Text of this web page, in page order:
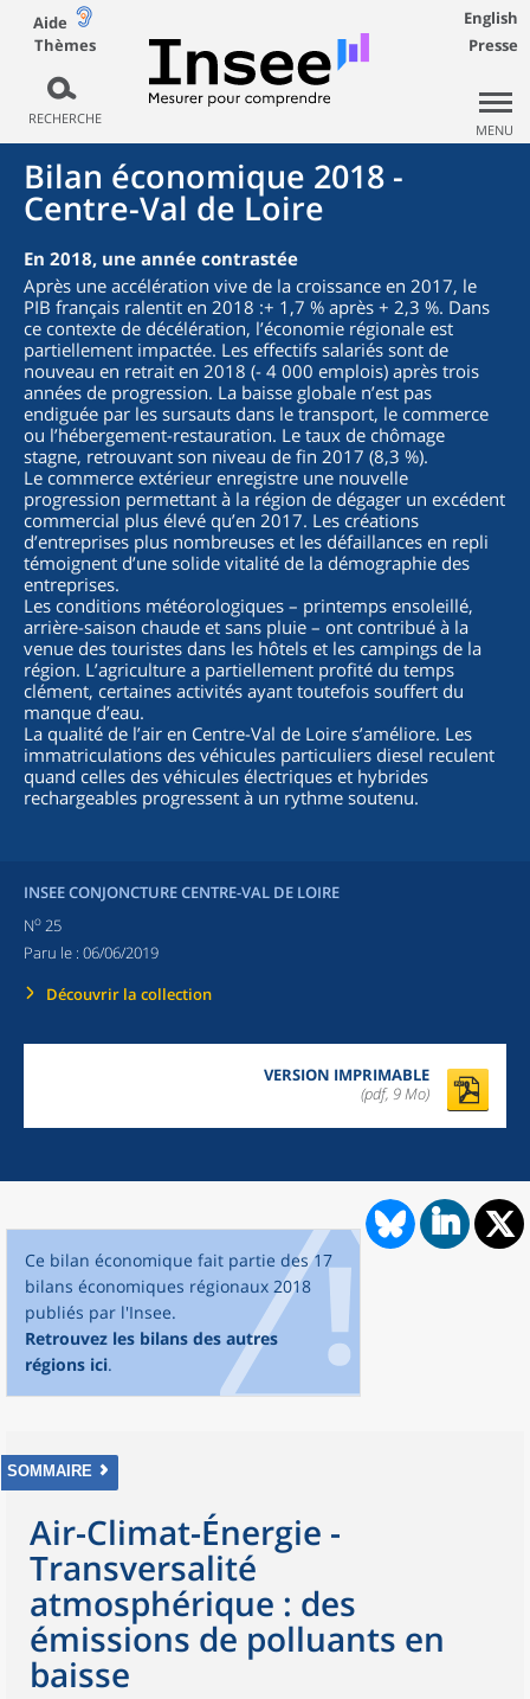
Aide
Thèmes
RECHERCHE
English
Presse
MENU
Bilan économique 2018 -
Centre-Val de Loire
En 2018, une année contrastée
Après une accélération vive de la croissance en 2017, le
PIB français ralentit en 2018 :+ 1,7 % après + 2,3 %. Dans
ce contexte de décélération, l’économie régionale est
partiellement impactée. Les effectifs salariés sont de
nouveau en retrait en 2018 (- 4 000 emplois) après trois
années de progression. La baisse globale n’est pas
endiguée par les sursauts dans le transport, le commerce
ou l’hébergement-restauration. Le taux de chômage
stagne, retrouvant son niveau de fin 2017 (8,3 %).
Le commerce extérieur enregistre une nouvelle
progression permettant à la région de dégager un excédent
commercial plus élevé qu’en 2017. Les créations
d’entreprises plus nombreuses et les défaillances en repli
témoignent d’une solide vitalité de la démographie des
entreprises.
Les conditions météorologiques – printemps ensoleillé,
arrière-saison chaude et sans pluie – ont contribué à la
venue des touristes dans les hôtels et les campings de la
région. L’agriculture a partiellement profité du temps
clément, certaines activités ayant toutefois souffert du
manque d’eau.
La qualité de l’air en Centre-Val de Loire s’améliore. Les
immatriculations des véhicules particuliers diesel reculent
quand celles des véhicules électriques et hybrides
rechargeables progressent à un rythme soutenu.
INSEE CONJONCTURE CENTRE-VAL DE LOIRE
No 25
Paru le : 06/06/2019
Découvrir la collection
VERSION IMPRIMABLE
(pdf, 9 Mo)
Ce bilan économique fait partie des 17
bilans économiques régionaux 2018
publiés par l'Insee.
Retrouvez les bilans des autres
régions ici.
SOMMAIRE
Air-Climat-Énergie -
Transversalité
atmosphérique : des
émissions de polluants en
baisse